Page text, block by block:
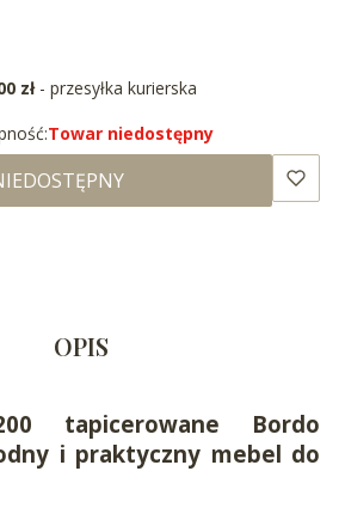
zł - przesyłka kurierska
Towar niedostępny
OPIS
tapicerowane Bordo
i praktyczny mebel do